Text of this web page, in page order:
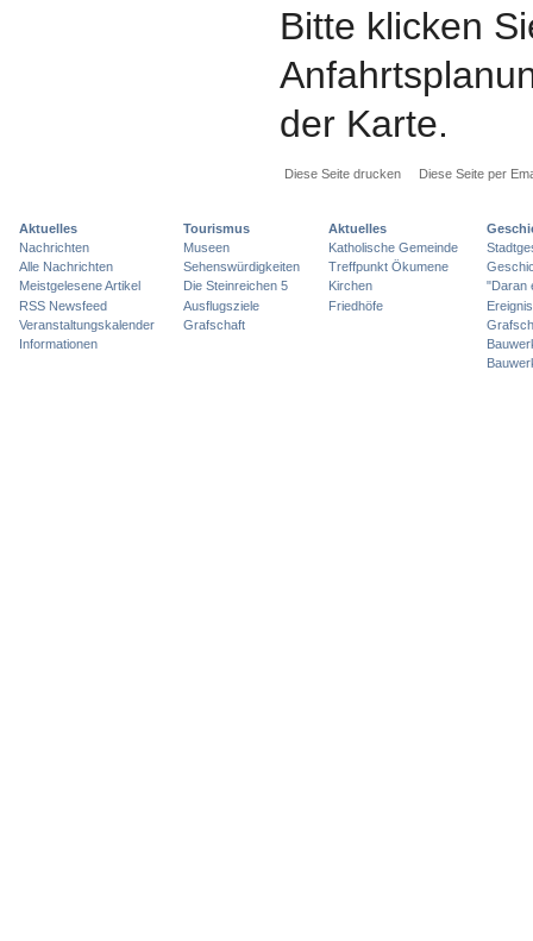
Bitte klicken
der Karte.
Diese Seite drucken Diese Seite per
Aktuelles
Nachrichten
Alle Nachrichten
Meistgelesene Artikel
RSS Newsfeed
Veranstaltungskalender
Informationen
Tourismus
Museen
Sehenswürdigkeiten
Die Steinreichen 5
Ausflugsziele
Grafschaft
Aktuelles
Katholische Gemeinde
Treffpunkt Ökumene
Kirchen
Friedhöfe
"Daran